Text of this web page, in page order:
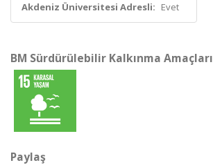
Akdeniz Üniversitesi Adresli: Evet
BM Sürdürülebilir Kalkınma Amaçları
Paylaş